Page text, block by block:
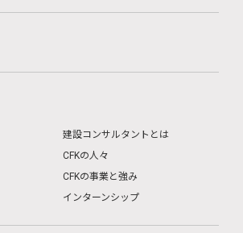
建設コンサルタントとは
CFKの人々
CFKの事業と強み
インターンシップ